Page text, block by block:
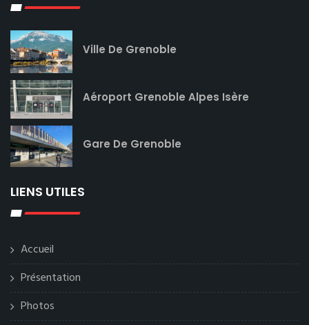
Ville De Grenoble
Aéroport Grenoble Alpes Isère
Gare De Grenoble
LIENS UTILES
Accueil
Présentation
Photos